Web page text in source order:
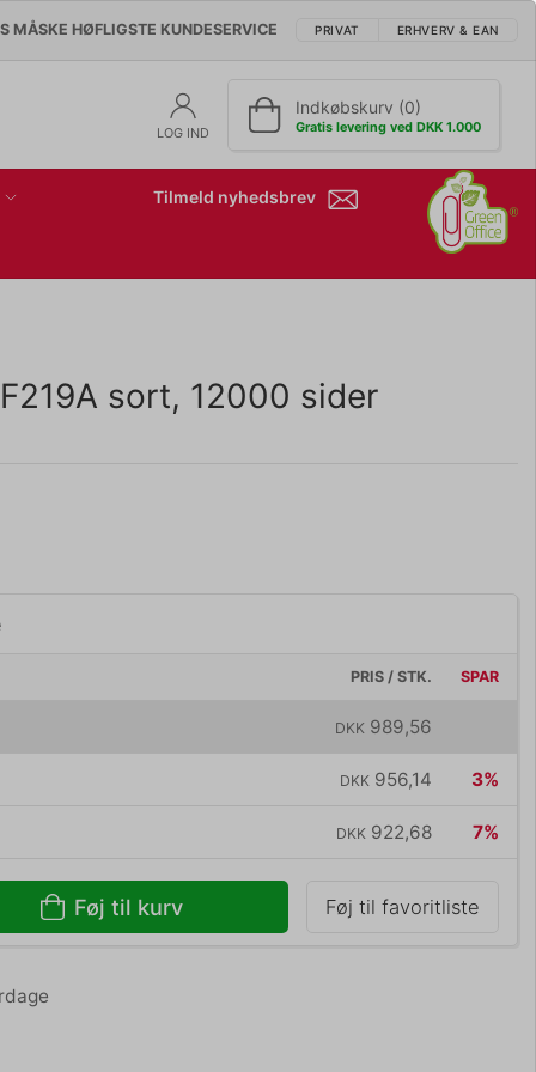
MÅSKE HØFLIGSTE KUNDESERVICE PRIVAT ERHVERV & EAN
LOG IND
Indkøbskurv (0)
Gratis levering ved DKK 1.000
Tilmeld nyhedsbrev
sort, 12000 sider
PRIS / STK. SPAR
Føj til kurv Føj til favoritliste
DKK 989,56
DKK 956,14 3%
DKK 922,68 7%